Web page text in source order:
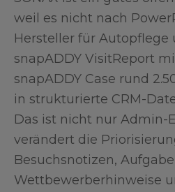
weil es nicht nach
Hersteller für
snapADDY VisitReport
snapADDY Case rund
in strukturierte CRM-
Das ist nicht nur Admin-
verändert die
Besuchsnotizen,
Wettbewerberhinweise